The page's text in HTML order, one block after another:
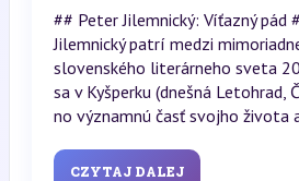
## Peter Jilemnický: Víťazný pád
Jilemnický patrí medzi
slovenského literárneho sveta
sa v Kyšperku (dnešná Letohrad,
no významnú časť svojho života
CZYTAJ DALEJ